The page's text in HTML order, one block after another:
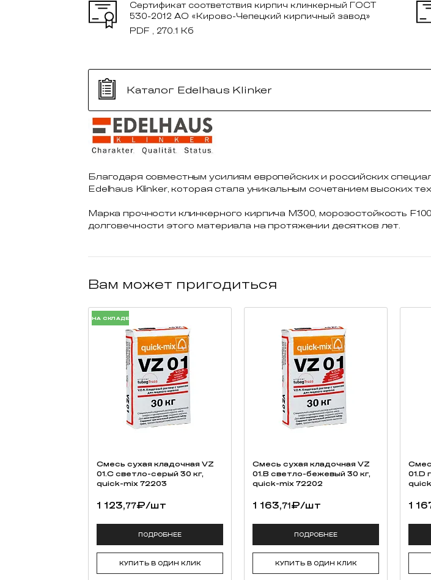
Сертификат соответствия кирпич клинкерный ГОСТ
530-2012 АО «Кирово-Чепецкий кирпичный завод»
PDF , 270.1 Кб
Каталог Edelhaus Klinker
Благодаря совместным усилиям европейских и российских
Edelhaus Klinker, которая стала уникальным сочетанием высоких
Марка прочности клинкерного кирпича М300, морозостойкость
долговечности этого материала на протяжении десятков лет.
Вам может пригодиться
НА СКЛАДЕ
Смесь cухая кладочная VZ
01.C светло-серый 30 кг,
quick-mix 72203
1 123,77₽/шт
ПОДРОБНЕЕ
КУПИТЬ В ОДИН КЛИК
Смесь cухая кладочная VZ
01.B светло-бежевый 30 кг,
quick-mix 72202
1 163,71₽/шт
ПОДРОБНЕЕ
КУПИТЬ В ОДИН КЛИК
01.D
1